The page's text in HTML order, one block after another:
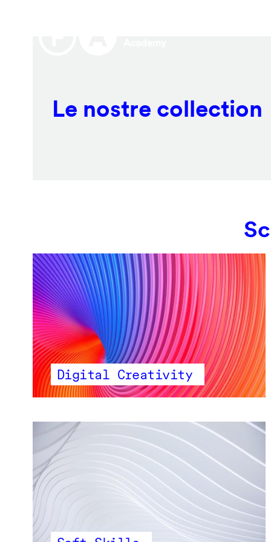
Le nostre collection
Digital Creativity